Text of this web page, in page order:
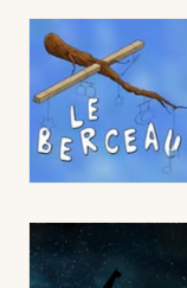
Soirées
Sorties famille
Expos
Balades dans
Strasbourg
Toulouse
Toutes les villes